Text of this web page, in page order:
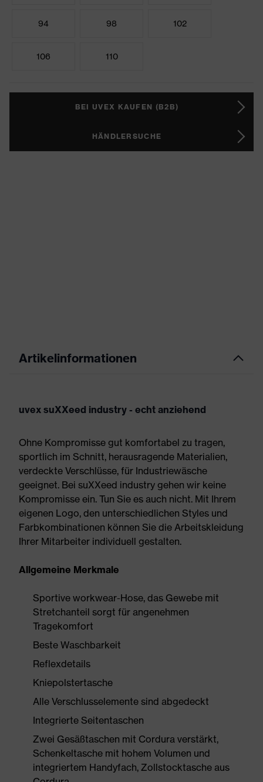
94 98 102
106 110
BEI UVEX KAUFEN (B2B)
HÄNDLERSUCHE
Artikelinformationen
uvex suXXeed industry - echt anziehend
Ohne Kompromisse gut komfortabel zu tragen,
sportlich im Schnitt, herausragende Materialien,
verdeckte Verschlüsse, für Industriewäsche
geeignet. Bei suXXeed industry gehen wir keine
Kompromisse ein. Tun Sie es auch nicht. Mit Ihrem
eigenen Logo, den unterschiedlichen Styles und
Farbkombinationen können Sie die Arbeitskleidung
Ihrer Mitarbeiter individuell gestalten.
Allgemeine Merkmale
Sportive workwear-Hose, das Gewebe mit
Stretchanteil sorgt für angenehmen
Tragekomfort
Beste Waschbarkeit
Reflexdetails
Kniepolstertasche
Alle Verschlusselemente sind abgedeckt
Integrierte Seitentaschen
Zwei Gesäßtaschen mit Cordura verstärkt,
Schenkeltasche mit hohem Volumen und
integriertem Handyfach, Zollstocktasche aus